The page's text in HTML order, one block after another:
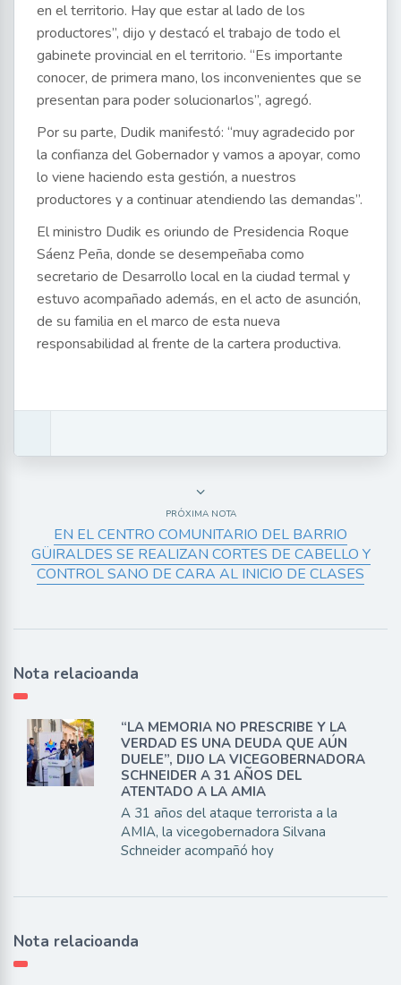
en el territorio. Hay que estar al lado de los
productores”, dijo y destacó el trabajo de todo el
gabinete provincial en el territorio. “Es importante
conocer, de primera mano, los inconvenientes que se
presentan para poder solucionarlos”, agregó.
Por su parte, Dudik manifestó: “muy agradecido por
la confianza del Gobernador y vamos a apoyar, como
lo viene haciendo esta gestión, a nuestros
productores y a continuar atendiendo las demandas”.
El ministro Dudik es oriundo de Presidencia Roque
Sáenz Peña, donde se desempeñaba como
secretario de Desarrollo local en la ciudad termal y
estuvo acompañado además, en el acto de asunción,
de su familia en el marco de esta nueva
responsabilidad al frente de la cartera productiva.
PRÓXIMA NOTA
EN EL CENTRO COMUNITARIO DEL BARRIO
GÜIRALDES SE REALIZAN CORTES DE CABELLO Y
CONTROL SANO DE CARA AL INICIO DE CLASES
Nota relacioanda
“LA MEMORIA NO PRESCRIBE Y LA
VERDAD ES UNA DEUDA QUE AÚN
DUELE”, DIJO LA VICEGOBERNADORA
SCHNEIDER A 31 AÑOS DEL
ATENTADO A LA AMIA
A 31 años del ataque terrorista a la
AMIA, la vicegobernadora Silvana
Schneider acompañó hoy
Nota relacioanda